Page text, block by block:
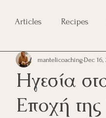
Articles Recipes
and Certificates
Ηγεσία
Εποχή
mantelicoaching Dec 16,